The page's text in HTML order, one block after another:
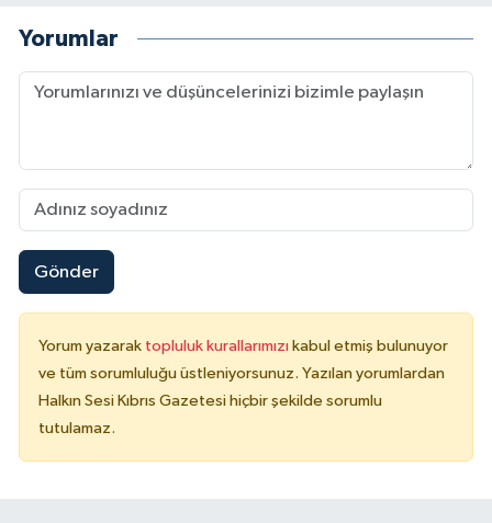
Yorumlar
Gönder
Yorum yazarak topluluk kurallarımızı kabul etmiş bulunuyor
ve tüm sorumluluğu üstleniyorsunuz. Yazılan yorumlardan
Halkın Sesi Kıbrıs Gazetesi hiçbir şekilde sorumlu
tutulamaz.